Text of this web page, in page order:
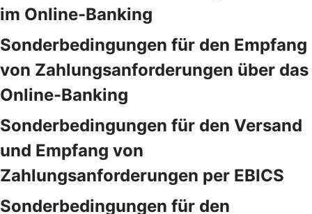
im Online-Banking
Sonderbedingungen für den Empfang
von Zahlungsanforderungen über das
Online-Banking
Sonderbedingungen für den Versand
und Empfang von
Zahlungsanforderungen per EBICS
Sonderbedingungen für den